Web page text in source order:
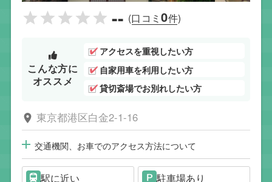
-- (口コミ0件)
こんな方に
オススメ
アクセスを重視したい方
自家用車を利用したい方
貸切斎場でお別れしたい方
東京都港区白金2-1-16
交通機関、お車でのアクセス方法について
駅に近い
駐車場あり